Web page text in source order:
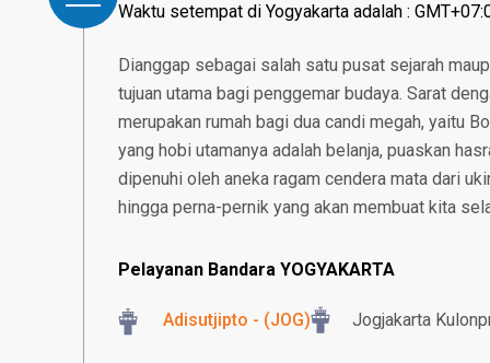
Waktu setempat di Yogyakarta adalah :
Dianggap sebagai salah satu pusat sejarah
tujuan utama bagi penggemar budaya. Sarat
merupakan rumah bagi dua candi megah, yaitu
yang hobi utamanya adalah belanja, puaskan
dipenuhi oleh aneka ragam cendera mata dari
hingga perna-pernik yang akan membuat kita
Pelayanan Bandara YOGYAKARTA
Adisutjipto - (JOG) Jogjakarta